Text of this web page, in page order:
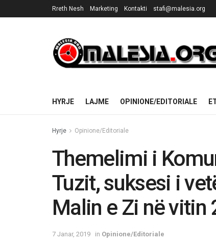
Rreth Nesh Marketing Kontakti stafi@malesia.org
HYRJE LAJME OPINIONE/EDITORIALE
Hyrje Opinione/Editoriale
Themelimi i
Tuzit, suksesi i
Malin e Zi në vitin
7 Janar, 2019 in Opinione/Editoriale